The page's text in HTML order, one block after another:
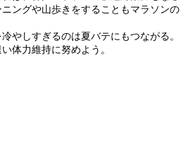
ングや山歩きをすることもマラソンの
やしすぎるのは夏バテにもつながる。
体力維持に努めよう。